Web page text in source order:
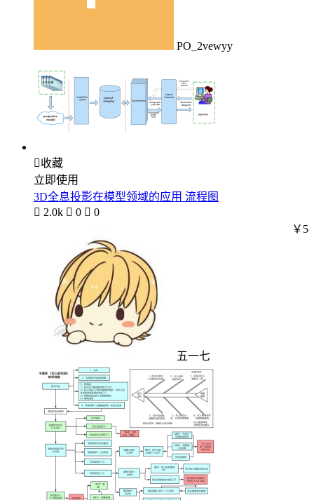
PO_2vewyy
收藏
立即使用
3D全息投影在模型领域的应用 流程图
 2.0k  0  0
五一七
￥5